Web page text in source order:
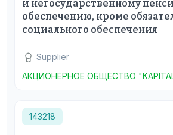
и негосударственному
обеспечению, кроме
социального обеспечения
Supplier
АКЦИОНЕРНОЕ ОБЩЕСТВО "KAPITAL
143218